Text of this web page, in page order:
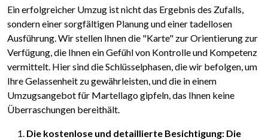
Ein erfolgreicher Umzug ist nicht das Ergebnis des Zufalls,
sondern einer sorgfältigen Planung und einer tadellosen
Ausführung. Wir stellen Ihnen die "Karte" zur Orientierung zur
Verfügung, die Ihnen ein Gefühl von Kontrolle und Kompetenz
vermittelt. Hier sind die Schlüsselphasen, die wir befolgen, um
Ihre Gelassenheit zu gewährleisten, und die in einem
Umzugsangebot für Martellago gipfeln, das Ihnen keine
Überraschungen bereithält.
Die kostenlose und detaillierte Besichtigung: Die